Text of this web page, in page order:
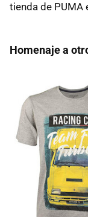
tienda de PUMA
Homenaje a